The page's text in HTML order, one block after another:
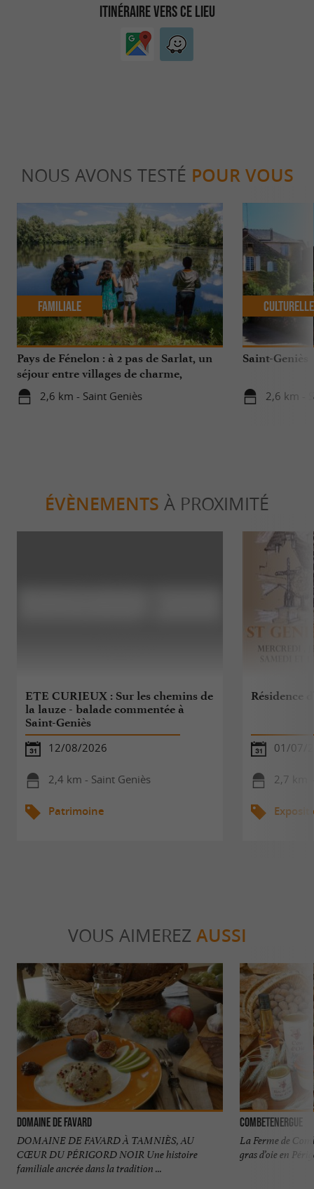
ITINÉRAIRE VERS CE LIEU
NOUS AVONS TESTÉ POUR VOUS
Pays de Fénelon : à 2 pas de Sarlat, un
séjour entre villages de charme,
châteaux, sites naturels …
2,6 km - Saint Geniès
Familiale
Saint-Geniès
2,6 km -
Culturelle
ÉVÈNEMENTS À PROXIMITÉ
ETE CURIEUX : Sur les chemins de
la lauze - balade commentée à
Saint-Geniès
12/08/2026
2,4 km - Saint Geniès
Patrimoine
Résidence
01/07/
2,7 km
VOUS AIMEREZ AUSSI
Domaine de Favard
DOMAINE DE FAVARD À TAMNIÈS, AU
CŒUR DU PÉRIGORD NOIR Une histoire
familiale ancrée dans la tradition ...
Combetenergue
La Ferme de
gras d’oie en